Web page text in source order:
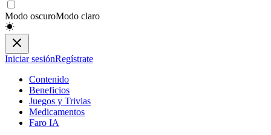
Modo oscuroModo claro
Iniciar sesiónRegístrate
Contenido
Beneficios
Juegos y Trivias
Medicamentos
Faro IA